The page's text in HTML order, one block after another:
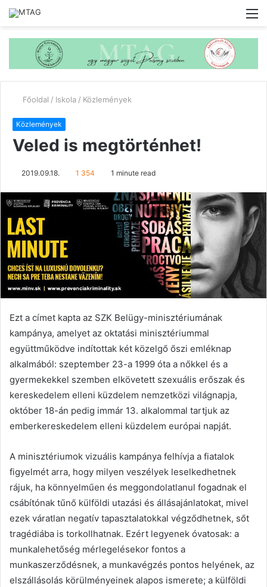
Főoldal / Iskola / Közlemények
Közlemények
Veled is megtörténhet!
2019.09.18. 1 354 1 minute read
Ezt a címet kapta az SZK Belügy-minisztériumának
kampánya, amelyet az oktatási minisztériummal
együttműködve indítottak két közelgő őszi emléknap
alkalmából: szeptember 23-a 1999 óta a nőkkel és a
gyermekekkel szemben elkövetett szexuális erőszak és
kereskedelem elleni küzdelem nemzetközi világnapja,
október 18-án pedig immár 13. alkalommal tartjuk az
emberkereskedelem elleni küzdelem európai napját.
A minisztériumok vizuális kampánya felhívja a fiatalok
figyelmét arra, hogy milyen veszélyek leselkedhetnek
rájuk, ha könnyelműen és meggondolatlanul fogadnak el
csábítónak tűnő külföldi utazási és állásajánlatokat, mivel
ezek váratlan negatív tapasztalatokkal végződhetnek, sőt
tragédiába is torkollhatnak. Ezért legyenek óvatosak: a
munkalehetőség mérlegelésekor fontos a
munkaszerződésnek, a munkavégzés pontos helyének, az
elszállásolás körülményeinek alapos ismerete; a külföldi